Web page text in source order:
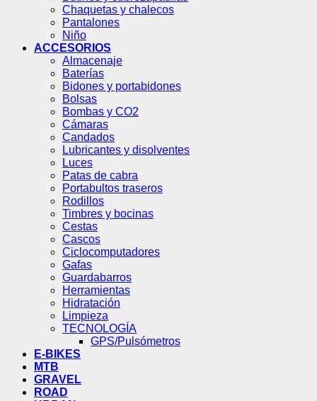
Chaquetas y chalecos
Pantalones
Niño
ACCESORIOS
Almacenaje
Baterías
Bidones y portabidones
Bolsas
Bombas y CO2
Cámaras
Candados
Lubricantes y disolventes
Luces
Patas de cabra
Portabultos traseros
Rodillos
Timbres y bocinas
Cestas
Cascos
Ciclocomputadores
Gafas
Guardabarros
Herramientas
Hidratación
Limpieza
TECNOLOGÍA
GPS/Pulsómetros
E-BIKES
MTB
GRAVEL
ROAD